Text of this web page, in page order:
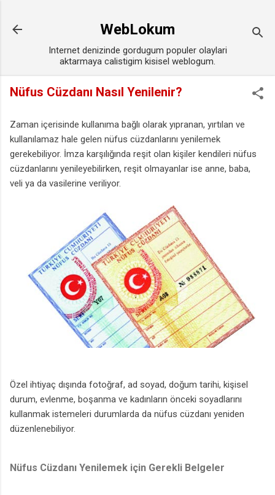
WebLokum
Internet denizinde gordugum populer olaylari
aktarmaya calistigim kisisel weblogum.
Nüfus Cüzdanı Nasıl Yenilenir?
Zaman içerisinde kullanıma bağlı olarak yıpranan, yırtılan ve
kullanılamaz hale gelen nüfus cüzdanlarını yenilemek
gerekebiliyor. İmza karşılığında reşit olan kişiler kendileri nüfus
cüzdanlarını yenileyebilirken, reşit olmayanlar ise anne, baba,
veli ya da vasilerine veriliyor.
Özel ihtiyaç dışında fotoğraf, ad soyad, doğum tarihi, kişisel
durum, evlenme, boşanma ve kadınların önceki soyadlarını
kullanmak istemeleri durumlarda da nüfus cüzdanı yeniden
düzenlenebiliyor.
Nüfus Cüzdanı Yenilemek için Gerekli Belgeler